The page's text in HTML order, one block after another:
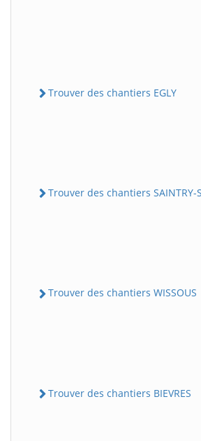
Trouver des chantiers EGLY
Trouver des chantiers SAINTRY-
Trouver des chantiers WISSOUS
Trouver des chantiers BIEVRES